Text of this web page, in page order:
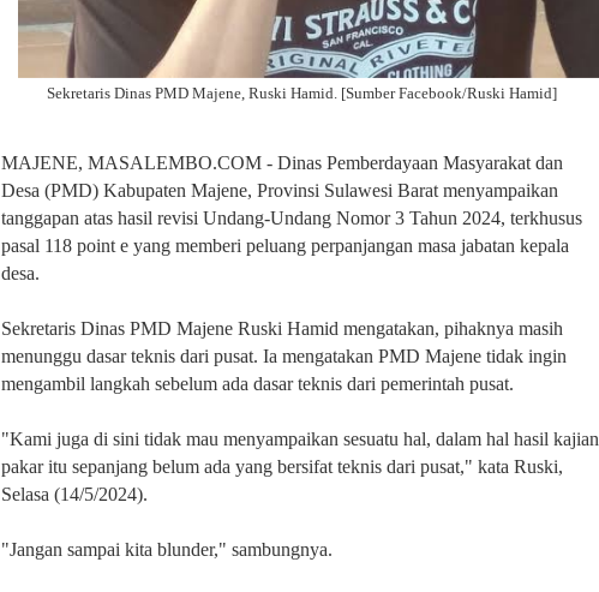
Sekretaris Dinas PMD Majene, Ruski Hamid. [Sumber Facebook/Ruski Hamid]
MAJENE, MASALEMBO.COM - Dinas Pemberdayaan Masyarakat dan
Desa (PMD) Kabupaten Majene, Provinsi Sulawesi Barat menyampaikan
tanggapan atas hasil revisi Undang-Undang Nomor 3 Tahun 2024, terkhusus
pasal 118 point e yang memberi peluang perpanjangan masa jabatan kepala
desa.
Sekretaris Dinas PMD Majene Ruski Hamid mengatakan, pihaknya masih
menunggu dasar teknis dari pusat. Ia mengatakan PMD Majene tidak ingin
mengambil langkah sebelum ada dasar teknis dari pemerintah pusat.
"Kami juga di sini tidak mau menyampaikan sesuatu hal, dalam hal hasil kajian
pakar itu sepanjang belum ada yang bersifat teknis dari pusat," kata Ruski,
Selasa (14/5/2024).
"Jangan sampai kita blunder," sambungnya.